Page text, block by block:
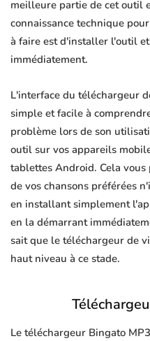
meilleure partie de cet outil
connaissance technique
à faire est d'installer l'outil
immédiatement.
L'interface du téléchargeur
simple et facile à
problème lors de son
outil sur vos appareils
tablettes Android. Cela
de vos chansons préférées
en installant simplement
en la démarrant
sait que le téléchargeur de
haut niveau à ce stade.
Le téléchargeur Bingato